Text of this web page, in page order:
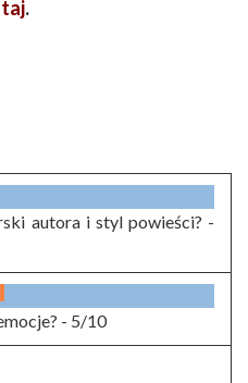
.
autora i styl powieści? -
- 5/10